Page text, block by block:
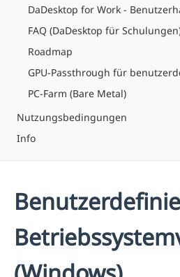
DaDesktop for Work -
FAQ (DaDesktop für
Roadmap
GPU-Passthrough für
PC-Farm (Bare Metal)
Nutzungsbedingungen
Info